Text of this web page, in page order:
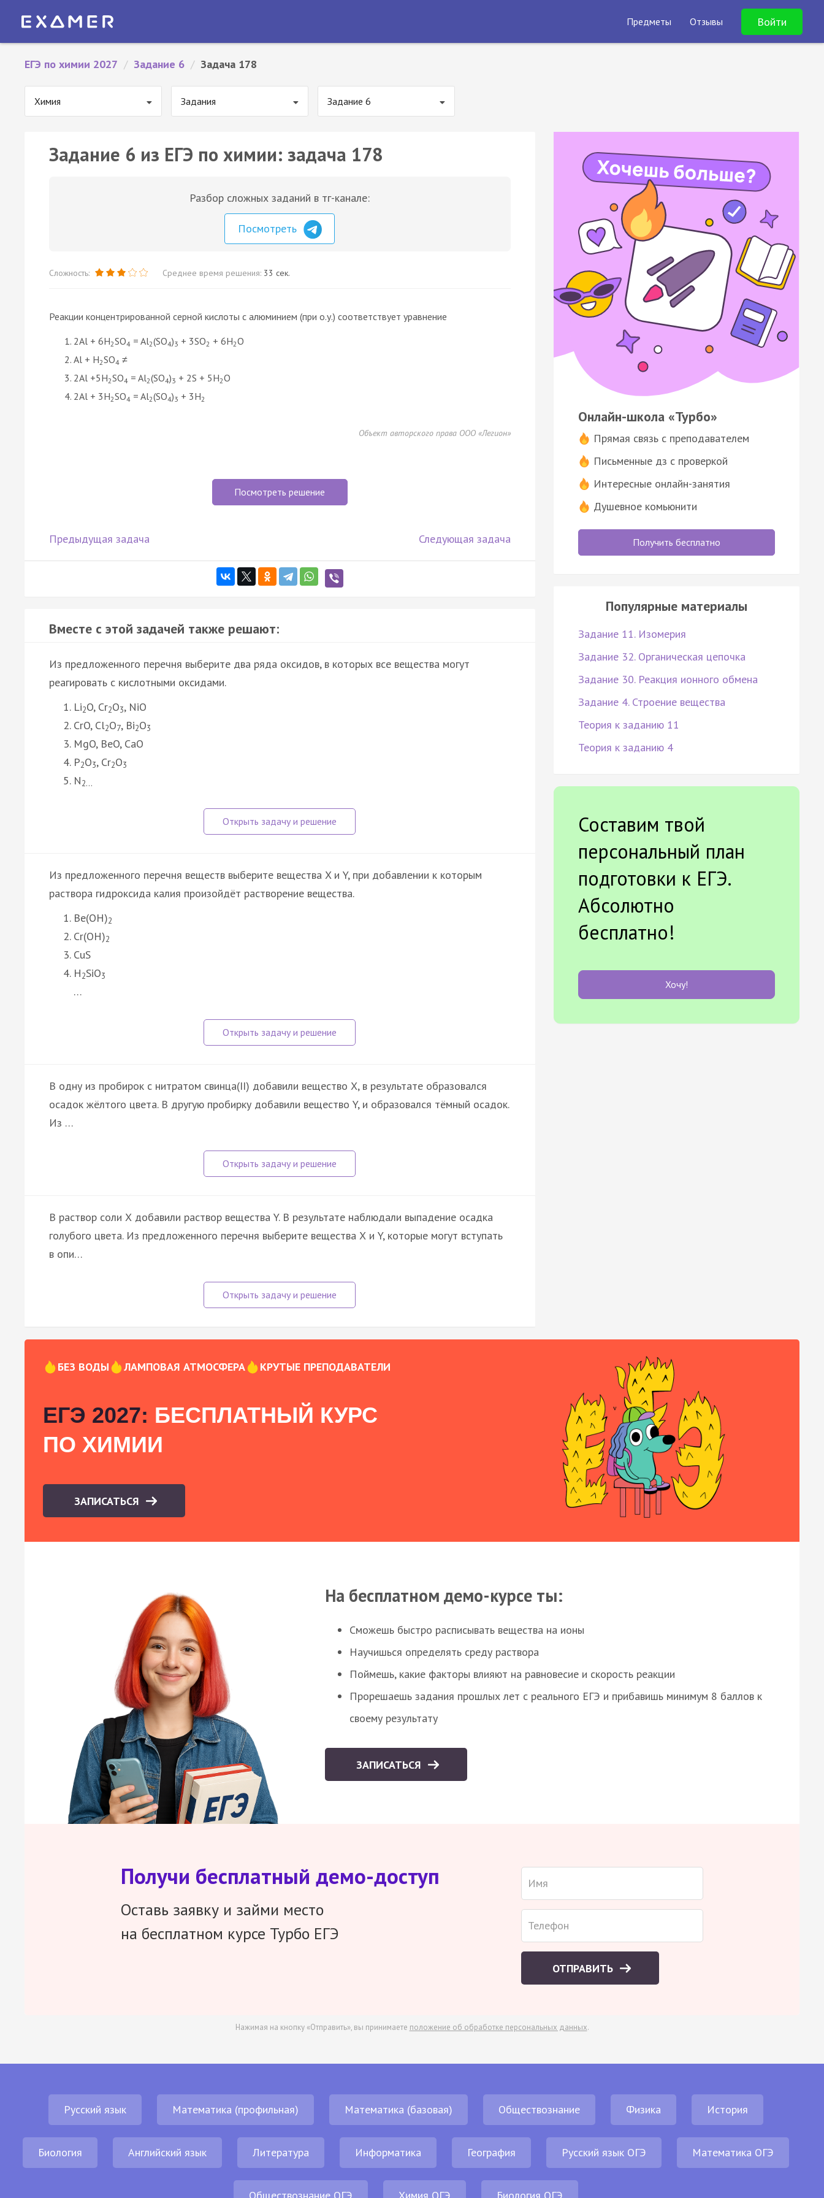
Предметы Отзывы Войти
ЕГЭ по химии 2027 / Задание 6 / Задача 178
Химия Задания Задание 6
Задание 6 из ЕГЭ по химии: задача 178
Разбор сложных заданий в тг-канале:
Посмотреть
Сложность: Среднее время решения: 33 сек.
Реакции концентрированной серной кислоты с алюминием (при о.у.) соответствует уравнение
2Al + 6H2SO4 = Al2(SO4)3 + 3SO2 + 6H2O
Al + H2SO4 ≠
2Al +5H2SO4 = Al2(SO4)3 + 2S + 5H2O
2Al + 3H2SO4 = Al2(SO4)3 + 3H2
Объект авторского права ООО «Легион»
Посмотреть решение
Предыдущая задача Следующая задача
Вместе с этой задачей также решают:
Из предложенного перечня выберите два ряда оксидов, в которых все вещества могут
реагировать с кислотными оксидами.
Li2O, Cr2O3, NiO
CrO, Cl2O7, Bi2O3
MgO, BeO, CaO
P2O3, Cr2O3
N2…
Из предложенного перечня веществ выберите вещества X и Y, при добавлении к которым
раствора гидроксида калия произойдёт растворение вещества.
Be(OH)2
Cr(OH)2
CuS
H2SiO3
…
В одну из пробирок с нитратом свинца(II) добавили вещество X, в результате образовался
осадок жёлтого цвета. В другую пробирку добавили вещество Y, и образовался тёмный осадок.
Из …
В раствор соли Х добавили раствор вещества Y. В результате наблюдали выпадение осадка
голубого цвета. Из предложенного перечня выберите вещества Х и Y, которые могут вступать
в опи…
Онлайн-школа «Турбо»
Прямая связь с преподавателем
Письменные дз с проверкой
Интересные онлайн-занятия
Душевное комьюнити
Получить бесплатно
Популярные материалы
Задание 11. Изомерия
Задание 32. Органическая цепочка
Задание 30. Реакция ионного обмена
Задание 4. Строение вещества
Теория к заданию 11
Теория к заданию 4
Составим твой
персональный план
подготовки к ЕГЭ.
Абсолютно
бесплатно!
Хочу!
БЕЗ ВОДЫ ЛАМПОВАЯ АТМОСФЕРА КРУТЫЕ ПРЕПОДАВАТЕЛИ
ЕГЭ 2027: БЕСПЛАТНЫЙ КУРС
ПО ХИМИИ
ЗАПИСАТЬСЯ
На бесплатном демо-курсе ты:
Сможешь быстро расписывать вещества на ионы
Научишься определять среду раствора
Поймешь, какие факторы влияют на равновесие и скорость реакции
Прорешаешь задания прошлых лет с реального ЕГЭ и прибавишь минимум 8 баллов к
своему результату
ЗАПИСАТЬСЯ
Получи бесплатный демо-доступ
Оставь заявку и займи место
на бесплатном курсе Турбо ЕГЭ
ОТПРАВИТЬ
Нажимая на кнопку «Отправить», вы принимаете положение об обработке персональных данных.
Русский язык Математика (профильная) Математика (базовая) Обществознание Физика История
Биология Английский язык Литература Информатика География Русский язык ОГЭ Математика ОГЭ
Обществознание ОГЭ Химия ОГЭ Биология ОГЭ